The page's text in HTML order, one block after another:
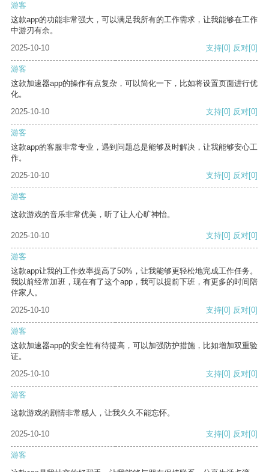
游客
这款app的功能非常强大，可以满足我所有的工作需求，让我能够在工作
中游刃有余。
2025-10-10
支持[0] 反对[0]
游客
这款加速器app的操作有点复杂，可以简化一下，比如将设置页面进行优
化。
2025-10-10
支持[0] 反对[0]
游客
这款app的客服非常专业，遇到问题总是能够及时解决，让我能够安心工
作。
2025-10-10
支持[0] 反对[0]
游客
这款游戏的音乐非常优美，听了让人心旷神怡。
2025-10-10 支持[0] 反对[0]
游客
这款app让我的工作效率提高了50%，让我能够更轻松地完成工作任务。
我以前经常加班，现在有了这个app，我可以提前下班，有更多的时间陪
伴家人。
2025-10-10
支持[0] 反对[0]
游客
这款加速器app的安全性有待提高，可以加强防护措施，比如增加双重验
证。
2025-10-10
支持[0] 反对[0]
游客
这款游戏的剧情非常感人，让我久久不能忘怀。
2025-10-10 支持[0] 反对[0]
游客